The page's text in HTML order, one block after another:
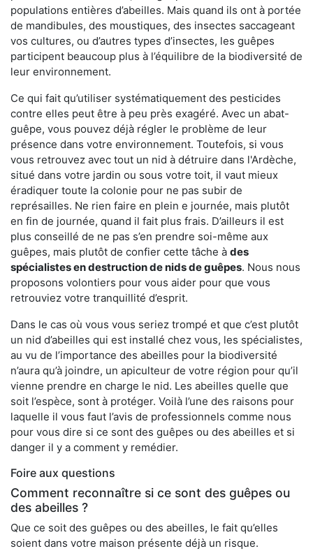
populations entières d’abeilles. Mais quand ils ont à portée
de mandibules, des moustiques, des insectes saccageant
vos cultures, ou d’autres types d’insectes, les guêpes
participent beaucoup plus à l’équilibre de la biodiversité de
leur environnement.
Ce qui fait qu’utiliser systématiquement des pesticides
contre elles peut être à peu près exagéré. Avec un abat-
guêpe, vous pouvez déjà régler le problème de leur
présence dans votre environnement. Toutefois, si vous
vous retrouvez avec tout un nid à détruire dans l'Ardèche,
situé dans votre jardin ou sous votre toit, il vaut mieux
éradiquer toute la colonie pour ne pas subir de
représailles. Ne rien faire en plein e journée, mais plutôt
en fin de journée, quand il fait plus frais. D’ailleurs il est
plus conseillé de ne pas s’en prendre soi-même aux
guêpes, mais plutôt de confier cette tâche à des
spécialistes en destruction de nids de guêpes. Nous nous
proposons volontiers pour vous aider pour que vous
retrouviez votre tranquillité d’esprit.
Dans le cas où vous vous seriez trompé et que c’est plutôt
un nid d’abeilles qui est installé chez vous, les spécialistes,
au vu de l’importance des abeilles pour la biodiversité
n’aura qu’à joindre, un apiculteur de votre région pour qu’il
vienne prendre en charge le nid. Les abeilles quelle que
soit l’espèce, sont à protéger. Voilà l’une des raisons pour
laquelle il vous faut l’avis de professionnels comme nous
pour vous dire si ce sont des guêpes ou des abeilles et si
danger il y a comment y remédier.
Foire aux questions
Comment reconnaître si ce sont des guêpes ou
des abeilles ?
Que ce soit des guêpes ou des abeilles, le fait qu’elles
soient dans votre maison présente déjà un risque.